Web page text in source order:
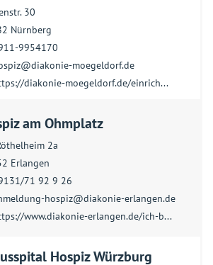
30
Nürnberg
9954170
moegeldorf.de
diakonie-moegeldorf.de/einrich...
am Ohmplatz
2a
Erlangen
71 92 9 26
hospiz@diakonie-erlangen.de
www.diakonie-erlangen.de/ich-b...
Hospiz Würzburg